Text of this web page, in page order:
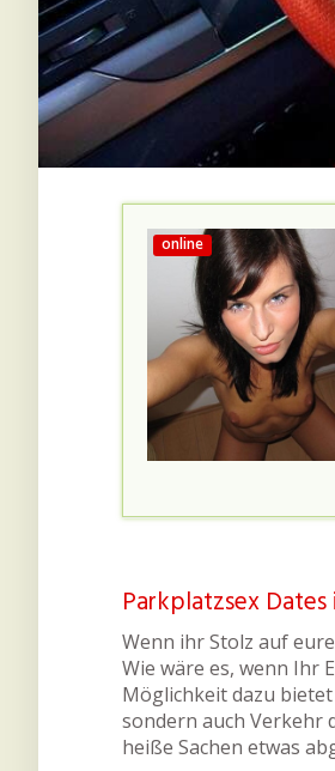
online
Parkplatzsex
Wenn ihr Stolz auf
Wie wäre es, wenn Ihr
Möglichkeit dazu
sondern auch Verkehr
heiße Sachen etwas